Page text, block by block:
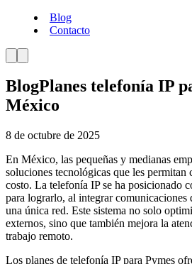
Blog
Contacto
BlogPlanes telefonía IP
México
8 de octubre de 2025
En México, las pequeñas y medianas
soluciones tecnológicas que les
costo. La telefonía IP se ha posicionado
para lograrlo, al integrar comunicaciones
una única red. Este sistema no solo
externos, sino que también mejora la
trabajo remoto.
Los planes de telefonía IP para Pymes